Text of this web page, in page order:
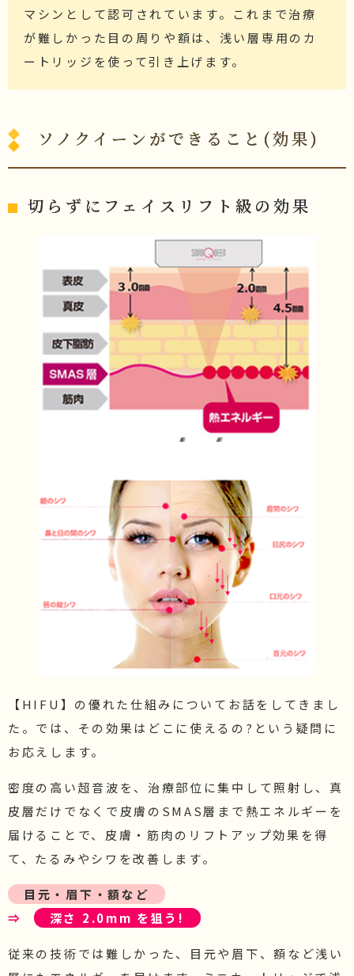
マシンとして認可されています。これまで治療
が難しかった目の周りや額は、浅い層専用のカ
ートリッジを使って引き上げます。
ソノクイーンができること(効果)
切らずにフェイスリフト級の効果
【HIFU】の優れた仕組みについてお話をしてきまし
た。では、その効果はどこに使えるの?という疑問に
お応えします。
密度の高い超音波を、治療部位に集中して照射し、真
皮層だけでなくで皮膚のSMAS層まで熱エネルギーを
届けることで、皮膚・筋肉のリフトアップ効果を得
て、たるみやシワを改善します。
目元・眉下・額など
⇒
深さ 2.0mm を狙う!
従来の技術では難しかった、目元や眉下、額など浅い